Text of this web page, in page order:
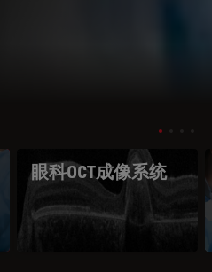
眼科OCT成像系统